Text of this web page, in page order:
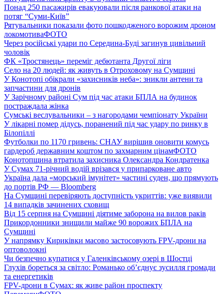
Понад 250 пасажирів евакуювали після ранкової атаки на
потяг “Суми-Київ”
Рятувальники показали фото пошкодженого ворожим дроном
локомотиваФОТО
Через російські удари по Середина-Буді загинув цивільний
чоловік
ФК «Тростянець» переміг дебютанта Другої ліги
Село на 20 людей: як живуть в Отроховому на Сумщині
У Конотопі обікрали «захисників неба»: зникли антени та
запчастини для дронів
У Зарічному районі Сум під час атаки БПЛА на будинок
постраждала жінка
Сумські веслувальники – з нагородами чемпіонату України
У лікарні помер дідусь, поранений під час удару по ринку в
Білопіллі
Футболки по 1170 гривень: СНАУ вирішив оновити комусь
гардероб державним коштом по захмарним цінамФОТО
Конотопщина втратила захисника Олександра Кондратенка
У Сумах 71-річний водій врізався у припарковане авто
Україна дала «морський імунітет» частині суден, що прямують
до портів РФ — Bloomberg
На Сумщині перевіряють доступність укриттів: уже виявили
14 випадків зачинених сховищ
Від 15 серпня на Сумщині діятиме заборона на вилов раків
Прикордонники знищили майже 90 ворожих БПЛА на
Сумщині
У напрямку Кириківки масово застосовують FPV-дрони на
оптоволокні
Чи безпечно купатися у Галенківському озері в Шостці
Глухів бореться за світло: Романько об’єднує зусилля громади
та енергетиків
FPV-дрони в Сумах: як живе район проспекту